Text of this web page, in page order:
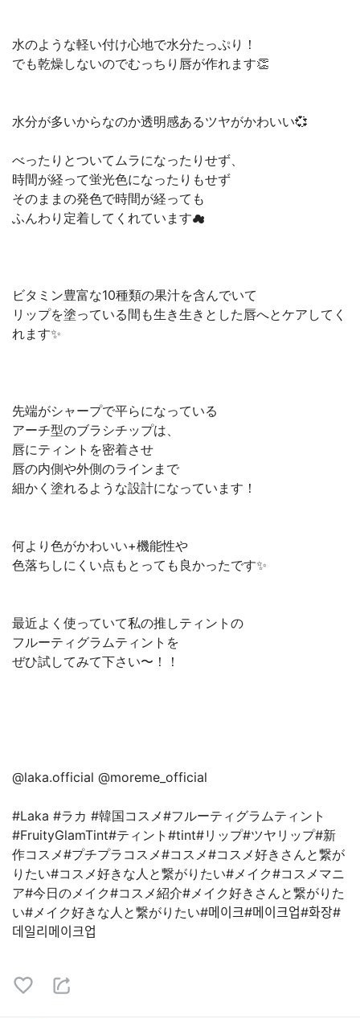
水のような軽い付け心地で水分たっぷり！⁡
でも乾燥しないのでむっちり唇が作れます👏⁡
水分が多いからなのか透明感あるツヤがかわいい💞⁡
べったりとついてムラになったりせず、⁡
時間が経って蛍光色になったりもせず⁡
そのままの発色で時間が経っても⁡
ふんわり定着してくれています☁⁡
ビタミン豊富な10種類の果汁を含んでいて⁡
リップを塗っている間も生き生きとした唇へとケアしてく
れます✨⁡
先端がシャープで平らになっている⁡
アーチ型のブラシチップは、⁡
唇にティントを密着させ⁡
唇の内側や外側のラインまで⁡
細かく塗れるような設計になっています！⁡
何より色がかわいい+機能性や⁡
色落ちしにくい点もとっても良かったです✨⁡
最近よく使っていて私の推しティントの⁡
フルーティグラムティントを⁡
ぜひ試してみて下さい〜！！⁡
@laka.official @moreme_official⁡
#Laka #ラカ #韓国コスメ#フルーティグラムティント
#FruityGlamTint#ティント#tint#リップ#ツヤリップ#新
作コスメ#プチプラコスメ#コスメ#コスメ好きさんと繋が
りたい#コスメ好きな人と繋がりたい#メイク#コスメマニ
ア#今日のメイク#コスメ紹介#メイク好きさんと繋がりた
い#メイク好きな人と繋がりたい#메이크#메이크업#화장#
데일리메이크업